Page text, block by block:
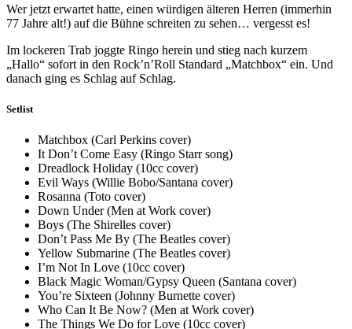
Wer jetzt erwartet hatte, einen würdigen älteren Herren (immerhin
77 Jahre alt!) auf die Bühne schreiten zu sehen… vergesst es!
Im lockeren Trab joggte Ringo herein und stieg nach kurzem
„Hallo“ sofort in den Rock’n’Roll Standard „Matchbox“ ein. Und
danach ging es Schlag auf Schlag.
Setlist
Matchbox (Carl Perkins cover)
It Don’t Come Easy (Ringo Starr song)
Dreadlock Holiday (10cc cover)
Evil Ways (Willie Bobo/Santana cover)
Rosanna (Toto cover)
Down Under (Men at Work cover)
Boys (The Shirelles cover)
Don’t Pass Me By (The Beatles cover)
Yellow Submarine (The Beatles cover)
I’m Not In Love (10cc cover)
Black Magic Woman/Gypsy Queen (Santana cover)
You’re Sixteen (Johnny Burnette cover)
Who Can It Be Now? (Men at Work cover)
The Things We Do for Love (10cc cover)